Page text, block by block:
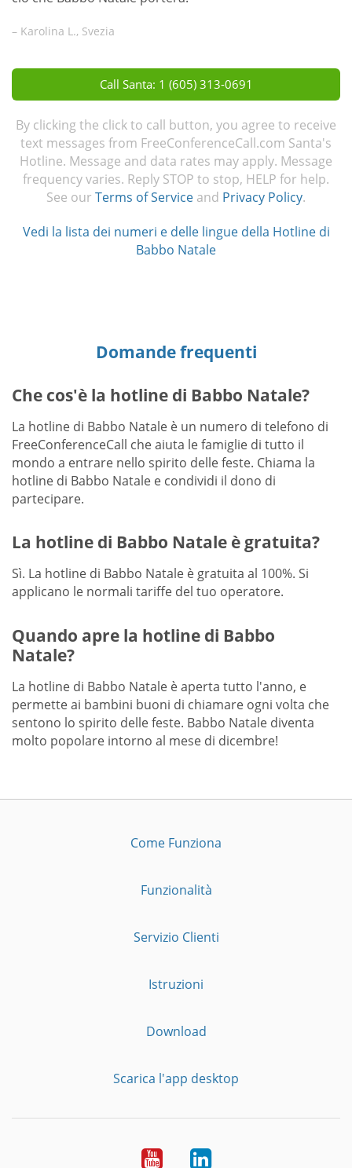
– Karolina L., Svezia
Call Santa: 1 (605) 313-0691
By clicking the click to call button, you agree to receive
text messages from FreeConferenceCall.com Santa's
Hotline. Message and data rates may apply. Message
frequency varies. Reply STOP to stop, HELP for help.
See our Terms of Service and Privacy Policy.
Vedi la lista dei numeri e delle lingue della Hotline di
Babbo Natale
Domande frequenti
Che cos'è la hotline di Babbo Natale?
La hotline di Babbo Natale è un numero di telefono di
FreeConferenceCall che aiuta le famiglie di tutto il
mondo a entrare nello spirito delle feste. Chiama la
hotline di Babbo Natale e condividi il dono di
partecipare.
La hotline di Babbo Natale è gratuita?
Sì. La hotline di Babbo Natale è gratuita al 100%. Si
applicano le normali tariffe del tuo operatore.
Quando apre la hotline di Babbo
Natale?
La hotline di Babbo Natale è aperta tutto l'anno, e
permette ai bambini buoni di chiamare ogni volta che
sentono lo spirito delle feste. Babbo Natale diventa
molto popolare intorno al mese di dicembre!
Come Funziona
Funzionalità
Servizio Clienti
Istruzioni
Download
Scarica l'app desktop
YouTubeLinkedIn